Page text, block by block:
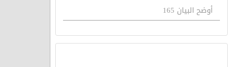
أوضح البيان 165